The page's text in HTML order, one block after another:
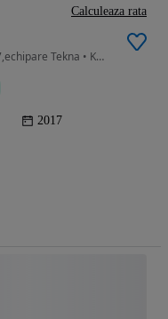
1995 cm3 • 177 CP • • NISSAN X-Trail 2017,echipare Tekna • Km:192k km • Motorizare: 2.0D,
2017
Calculeaza rata